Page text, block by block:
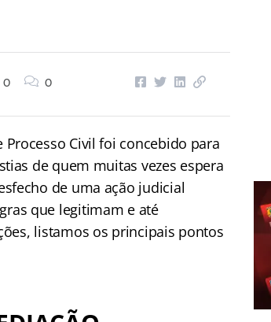
0 0
Processo Civil foi concebido para
de quem muitas vezes espera
de uma ação judicial
que legitimam e até
listamos os principais pontos